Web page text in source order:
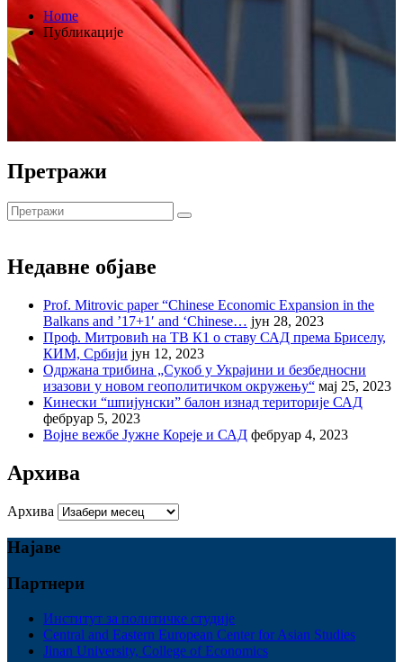
Home
Публикације
Претражи
Недавне објаве
Prof. Mitrovic paper “Chinese Economic Expansion in the
Balkans and ’17+1′ and ‘Chinese… јун 28, 2023
Проф. Митровић на ТВ К1 о ставу САД према Бриселу,
КИМ, Србији јун 12, 2023
Одржана трибина „Сукоб у Украјини и безбедносни
изазови у новом геополитичком окружењу“ мај 25, 2023
Кинески “шпијунски” балон изнад територије САД
фебруар 5, 2023
Војне вежбе Јужне Кореје и САД фебруар 4, 2023
Архива
Архива
Најаве
Партнери
Институт за политичке студије
Central and Eastern European Center for Asian Studies
Jinan University, College of Economics